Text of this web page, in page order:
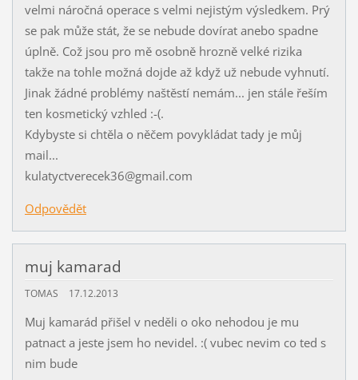
velmi náročná operace s velmi nejistým výsledkem. Prý
se pak může stát, že se nebude dovírat anebo spadne
úplně. Což jsou pro mě osobně hrozně velké rizika
takže na tohle možná dojde až když už nebude vyhnutí.
Jinak žádné problémy naštěstí nemám... jen stále řeším
ten kosmetický vzhled :-(.
Kdybyste si chtěla o něčem povykládat tady je můj
mail...
kulatyctverecek36@gmail.com
Odpovědět
muj kamarad
TOMAS 17.12.2013
Muj kamarád přišel v neděli o oko nehodou je mu
patnact a jeste jsem ho nevidel. :( vubec nevim co ted s
nim bude